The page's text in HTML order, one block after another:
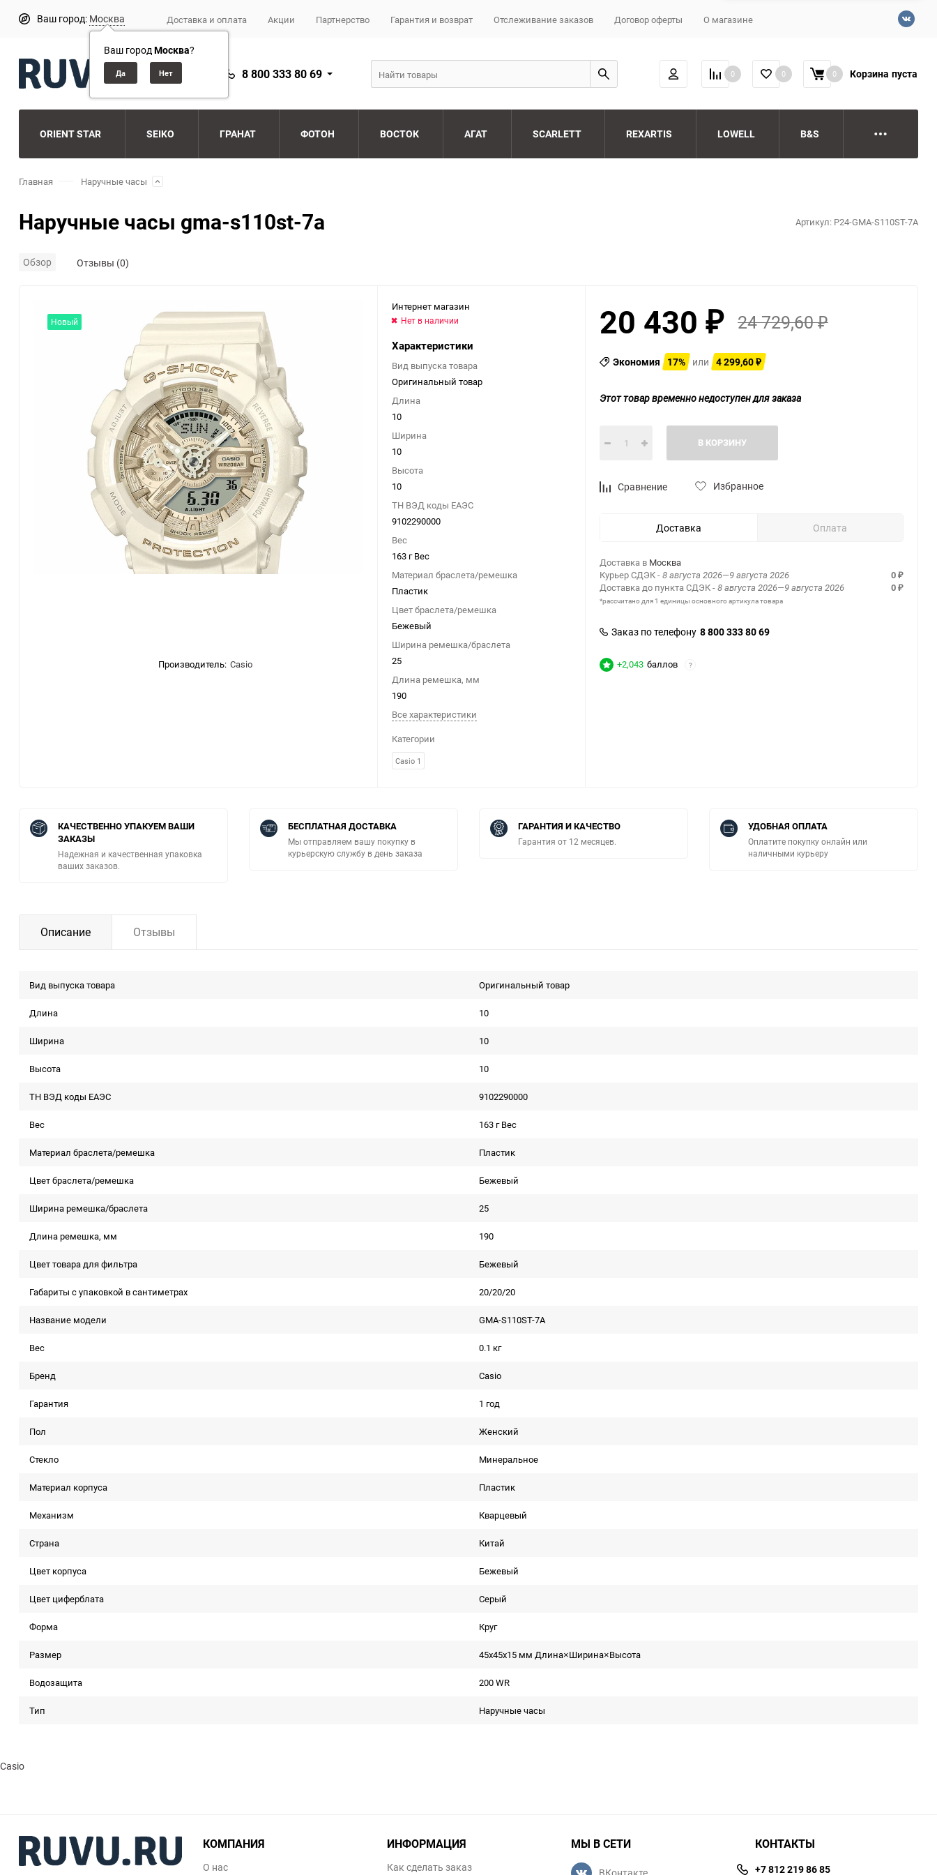
Ваш город: Москва
Ваш городМосква?
Доставка и оплата Акции Партнерство Гарантия и возврат Отслеживание заказов Договор оферты О магазине
8 800 333 80 69 0 0 0 Корзина пуста
ORIENT STAR SEIKO ГРАНАТ ФОТОН ВОСТОК АГАТ SCARLETT REXARTIS LOWELL B&S
Главная Наручные часы
Наручные часы gma-s110st-7a Артикул: P24-GMA-S110ST-7A
Обзор Отзывы (0)
Новый
Производитель: Casio
Интернет магазин
Нет в наличии
Характеристики
Вид выпуска товара
Оригинальный товар
Длина
10
Ширина
10
Высота
10
ТН ВЭД коды ЕАЭС
9102290000
Вес
163 г Вес
Материал браслета/ремешка
Пластик
Цвет браслета/ремешка
Бежевый
Ширина ремешка/браслета
25
Длина ремешка, мм
190
Все характеристики
Категории
Casio 1
20 430 ₽ 24 729,60₽
Экономия 17% или 4 299,60 ₽
Этот товар временно недоступен для заказа
В КОРЗИНУ
Сравнение Избранное
Доставка Оплата
Доставка в Москва
Курьер СДЭК- 8 августа 2026—9 августа 2026 0 ₽
Доставка до пункта СДЭК- 8 августа 2026—9 августа 2026 0 ₽
*рассчитано для 1 единицы основного артикула товара
Заказ по телефону 8 800 333 80 69
+2,043 баллов ?
КАЧЕСТВЕННО УПАКУЕМ ВАШИ
ЗАКАЗЫ
Надежная и качественная упаковка
ваших заказов.
БЕСПЛАТНАЯ ДОСТАВКА
Мы отправляем вашу покупку в
курьерскую службу в день заказа
ГАРАНТИЯ И КАЧЕСТВО
Гарантия от 12 месяцев.
УДОБНАЯ ОПЛАТА
Оплатите покупку онлайн или
наличными курьеру
Описание Отзывы
Вид выпуска товара Оригинальный товар
Длина 10
Ширина 10
Высота 10
ТН ВЭД коды ЕАЭС 9102290000
Вес 163 г Вес
Материал браслета/ремешка Пластик
Цвет браслета/ремешка Бежевый
Ширина ремешка/браслета 25
Длина ремешка, мм 190
Цвет товара для фильтра Бежевый
Габариты с упаковкой в сантиметрах 20/20/20
Название модели GMA-S110ST-7A
Вес 0.1 кг
Бренд Casio
Гарантия 1 год
Пол Женский
Стекло Минеральное
Материал корпуса Пластик
Механизм Кварцевый
Страна Китай
Цвет корпуса Бежевый
Цвет циферблата Серый
Форма Круг
Размер 45x45x15 мм Длина×Ширина×Высота
Водозащита 200 WR
Тип Наручные часы
Casio
КОМПАНИЯ
О нас
ИНФОРМАЦИЯ
Как сделать заказ
МЫ В СЕТИ КОНТАКТЫ
+7 812 219 86 85